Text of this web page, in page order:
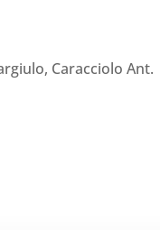
Caracciolo Ant.